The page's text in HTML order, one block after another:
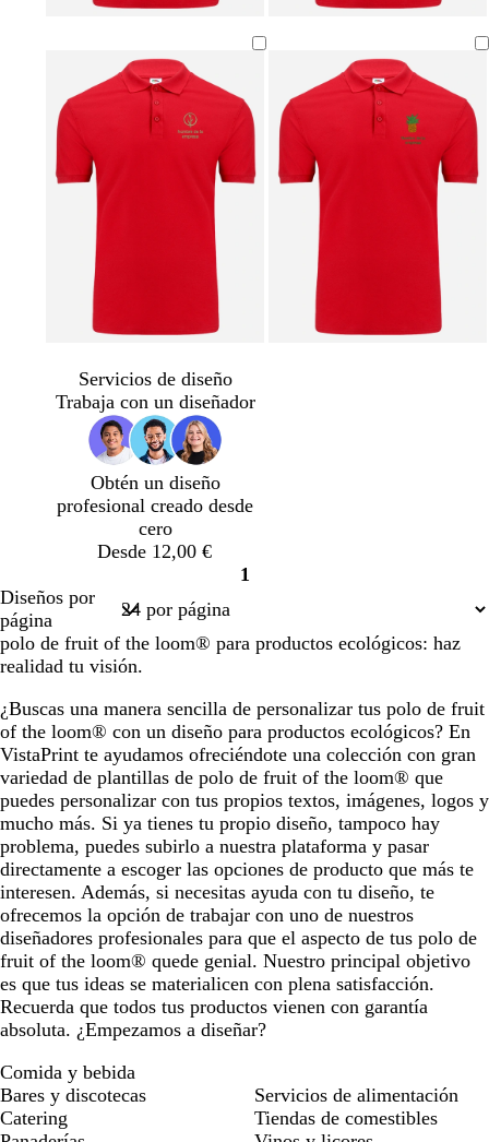
Servicios de diseño
Trabaja con un diseñador
Obtén un diseño
profesional creado desde
cero
Desde 12,00 €
Página
1
Diseños por
página
polo de fruit of the loom® para productos ecológicos: haz
realidad tu visión.
¿Buscas una manera sencilla de personalizar tus polo de fruit
of the loom® con un diseño para productos ecológicos? En
VistaPrint te ayudamos ofreciéndote una colección con gran
variedad de plantillas de polo de fruit of the loom® que
puedes personalizar con tus propios textos, imágenes, logos y
mucho más. Si ya tienes tu propio diseño, tampoco hay
problema, puedes subirlo a nuestra plataforma y pasar
directamente a escoger las opciones de producto que más te
interesen. Además, si necesitas ayuda con tu diseño, te
ofrecemos la opción de trabajar con uno de nuestros
diseñadores profesionales para que el aspecto de tus polo de
fruit of the loom® quede genial. Nuestro principal objetivo
es que tus ideas se materialicen con plena satisfacción.
Recuerda que todos tus productos vienen con garantía
absoluta. ¿Empezamos a diseñar?
Comida y bebida
Bares y discotecas
Catering
Servicios de alimentación
Tiendas de comestibles